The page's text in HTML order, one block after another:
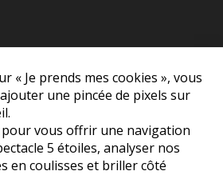
« Je prends mes cookies », vous
une pincée de pixels sur
pour vous offrir une navigation
5 étoiles, analyser nos
en coulisses et briller côté
PARTENAIRES
|